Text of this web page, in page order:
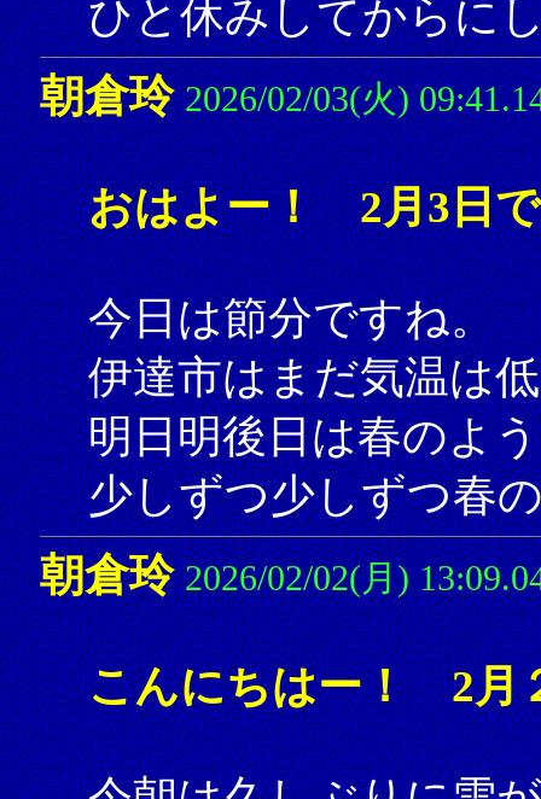
ひと休みしてから
朝倉玲 2026/02/03(火)
おはよー！ 2月3日
今日は節分ですね。
伊達市はまだ気温は
明日明後日は春のよ
少しずつ少しずつ春
朝倉玲 2026/02/02(月)
こんにちはー！ 2月